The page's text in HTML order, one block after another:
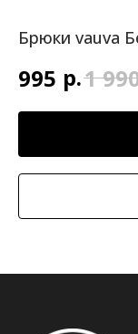
Брюки vauva
995 р.1